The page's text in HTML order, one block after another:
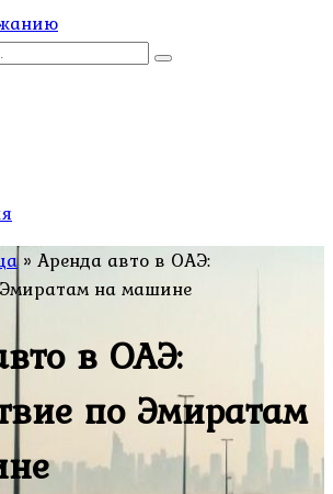
» Аренда авто в ОАЭ:
на машине
в ОАЭ:
по Эмиратам